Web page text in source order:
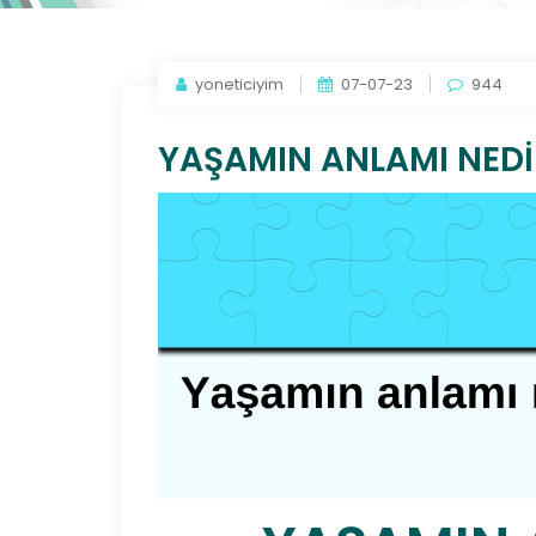
yoneticiyim 07-07-23 944
YAŞAMIN ANLAMI